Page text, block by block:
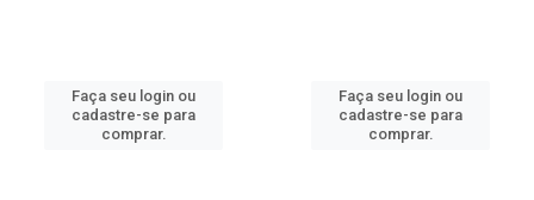
Faça seu login ou
cadastre-se para
comprar.
Faça seu login ou
cadastre-se para
comprar.